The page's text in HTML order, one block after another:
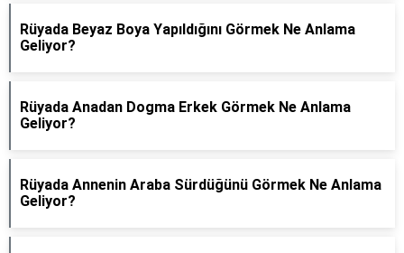
Rüyada Beyaz Boya Yapıldığını Görmek Ne Anlama
Geliyor?
Rüyada Anadan Dogma Erkek Görmek Ne Anlama
Geliyor?
Rüyada Annenin Araba Sürdüğünü Görmek Ne Anlama
Geliyor?